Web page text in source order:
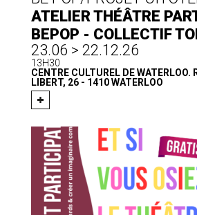
ATELIER THÉÂTRE
BEPOP - COLLECTIF
23.06 > 22.12.26
13H30
CENTRE CULTUREL DE WATERLOO.
LIBERT, 26 - 1410 WATERLOO